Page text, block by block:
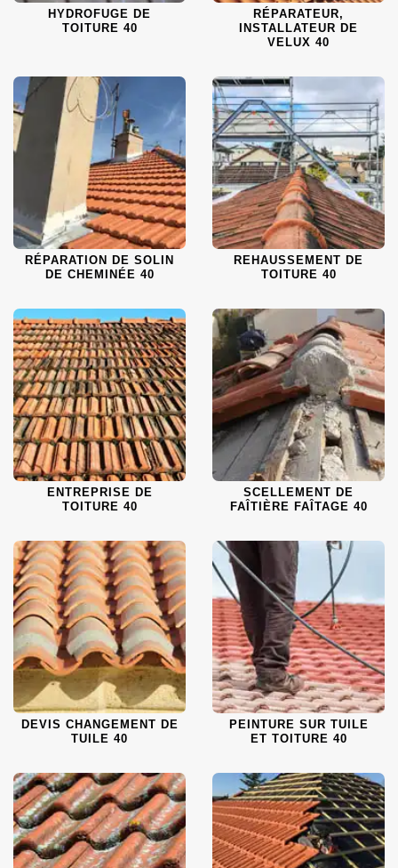
HYDROFUGE DE
TOITURE 40
RÉPARATEUR,
INSTALLATEUR DE
VELUX 40
RÉPARATION DE SOLIN
DE CHEMINÉE 40
REHAUSSEMENT DE
TOITURE 40
ENTREPRISE DE
TOITURE 40
SCELLEMENT DE
FAÎTIÈRE FAÎTAGE 40
DEVIS CHANGEMENT DE
TUILE 40
PEINTURE SUR TUILE
ET TOITURE 40